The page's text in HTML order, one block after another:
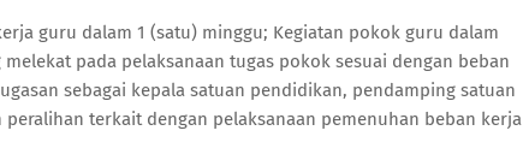
guru dalam 1 (satu) minggu; Kegiatan pokok guru dalam
pada pelaksanaan tugas pokok sesuai dengan beban
sebagai kepala satuan pendidikan, pendamping satuan
terkait dengan pelaksanaan pemenuhan beban kerja